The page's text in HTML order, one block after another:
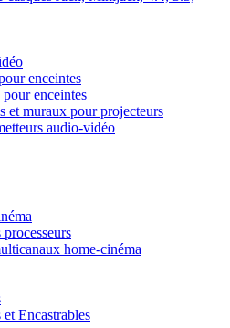
enceintes
enceintes
et muraux pour projecteurs
audio-vidéo
home-cinéma
Encastrables